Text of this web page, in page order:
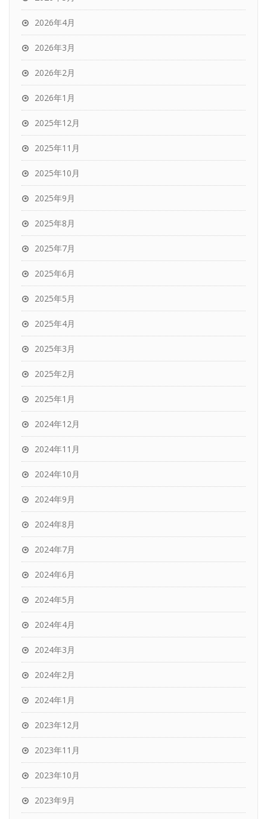
2026年4月
2026年3月
2026年2月
2026年1月
2025年12月
2025年11月
2025年10月
2025年9月
2025年8月
2025年7月
2025年6月
2025年5月
2025年4月
2025年3月
2025年2月
2025年1月
2024年12月
2024年11月
2024年10月
2024年9月
2024年8月
2024年7月
2024年6月
2024年5月
2024年4月
2024年3月
2024年2月
2024年1月
2023年12月
2023年11月
2023年10月
2023年9月